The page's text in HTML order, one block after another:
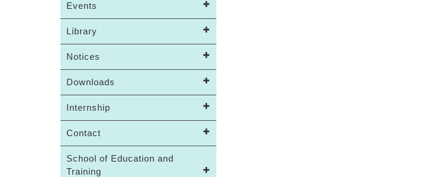
Events
Library
Notices
Downloads
Internship
Contact
School of Education and
Training